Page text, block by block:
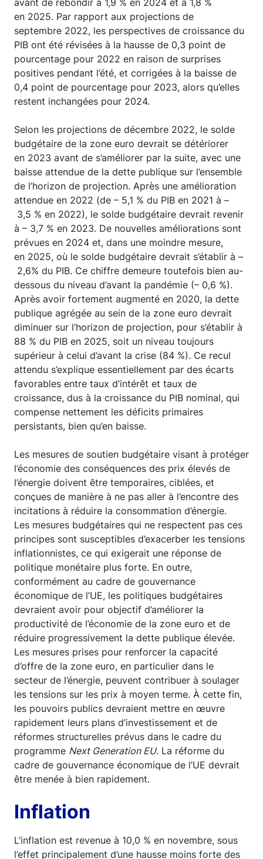
avant de rebondir à 1,9 % en 2024 et à 1,8 %
en 2025. Par rapport aux projections de
septembre 2022, les perspectives de croissance du
PIB ont été révisées à la hausse de 0,3 point de
pourcentage pour 2022 en raison de surprises
positives pendant l’été, et corrigées à la baisse de
0,4 point de pourcentage pour 2023, alors qu’elles
restent inchangées pour 2024.
Selon les projections de décembre 2022, le solde
budgétaire de la zone euro devrait se détériorer
en 2023 avant de s’améliorer par la suite, avec une
baisse attendue de la dette publique sur l’ensemble
de l’horizon de projection. Après une amélioration
attendue en 2022 (de – 5,1 % du PIB en 2021 à –
3,5 % en 2022), le solde budgétaire devrait revenir
à – 3,7 % en 2023. De nouvelles améliorations sont
prévues en 2024 et, dans une moindre mesure,
en 2025, où le solde budgétaire devrait s’établir à –
2,6% du PIB. Ce chiffre demeure toutefois bien au-
dessous du niveau d’avant la pandémie (– 0,6 %).
Après avoir fortement augmenté en 2020, la dette
publique agrégée au sein de la zone euro devrait
diminuer sur l’horizon de projection, pour s’établir à
88 % du PIB en 2025, soit un niveau toujours
supérieur à celui d’avant la crise (84 %). Ce recul
attendu s’explique essentiellement par des écarts
favorables entre taux d’intérêt et taux de
croissance, dus à la croissance du PIB nominal, qui
compense nettement les déficits primaires
persistants, bien qu’en baisse.
Les mesures de soutien budgétaire visant à protéger
l’économie des conséquences des prix élevés de
l’énergie doivent être temporaires, ciblées, et
conçues de manière à ne pas aller à l’encontre des
incitations à réduire la consommation d’énergie.
Les mesures budgétaires qui ne respectent pas ces
principes sont susceptibles d’exacerber les tensions
inflationnistes, ce qui exigerait une réponse de
politique monétaire plus forte. En outre,
conformément au cadre de gouvernance
économique de l’UE, les politiques budgétaires
devraient avoir pour objectif d’améliorer la
productivité de l’économie de la zone euro et de
réduire progressivement la dette publique élevée.
Les mesures prises pour renforcer la capacité
d’offre de la zone euro, en particulier dans le
secteur de l’énergie, peuvent contribuer à soulager
les tensions sur les prix à moyen terme. À cette fin,
les pouvoirs publics devraient mettre en œuvre
rapidement leurs plans d’investissement et de
réformes structurelles prévus dans le cadre du
programme Next Generation EU. La réforme du
cadre de gouvernance économique de l’UE devrait
être menée à bien rapidement.
Inflation
L’inflation est revenue à 10,0 % en novembre, sous
l’effet principalement d’une hausse moins forte des